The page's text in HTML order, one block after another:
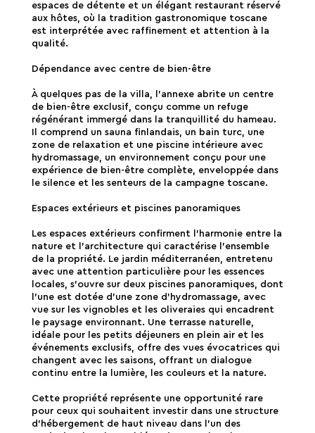
espaces de détente et un élégant restaurant réservé
aux hôtes, où la tradition gastronomique toscane
est interprétée avec raffinement et attention à la
qualité.
Dépendance avec centre de bien-être
À quelques pas de la villa, l'annexe abrite un centre
de bien-être exclusif, conçu comme un refuge
régénérant immergé dans la tranquillité du hameau.
Il comprend un sauna finlandais, un bain turc, une
zone de relaxation et une piscine intérieure avec
hydromassage, un environnement conçu pour une
expérience de bien-être complète, enveloppée dans
le silence et les senteurs de la campagne toscane.
Espaces extérieurs et piscines panoramiques
Les espaces extérieurs confirment l'harmonie entre la
nature et l'architecture qui caractérise l'ensemble
de la propriété. Le jardin méditerranéen, entretenu
avec une attention particulière pour les essences
locales, s'ouvre sur deux piscines panoramiques, dont
l'une est dotée d'une zone d'hydromassage, avec
vue sur les vignobles et les oliveraies qui encadrent
le paysage environnant. Une terrasse naturelle,
idéale pour les petits déjeuners en plein air et les
événements exclusifs, offre des vues évocatrices qui
changent avec les saisons, offrant un dialogue
continu entre la lumière, les couleurs et la nature.
Cette propriété représente une opportunité rare
pour ceux qui souhaitent investir dans une structure
d'hébergement de haut niveau dans l'un des